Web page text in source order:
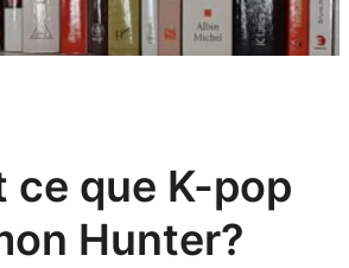
ce que K-pop
Hunter?